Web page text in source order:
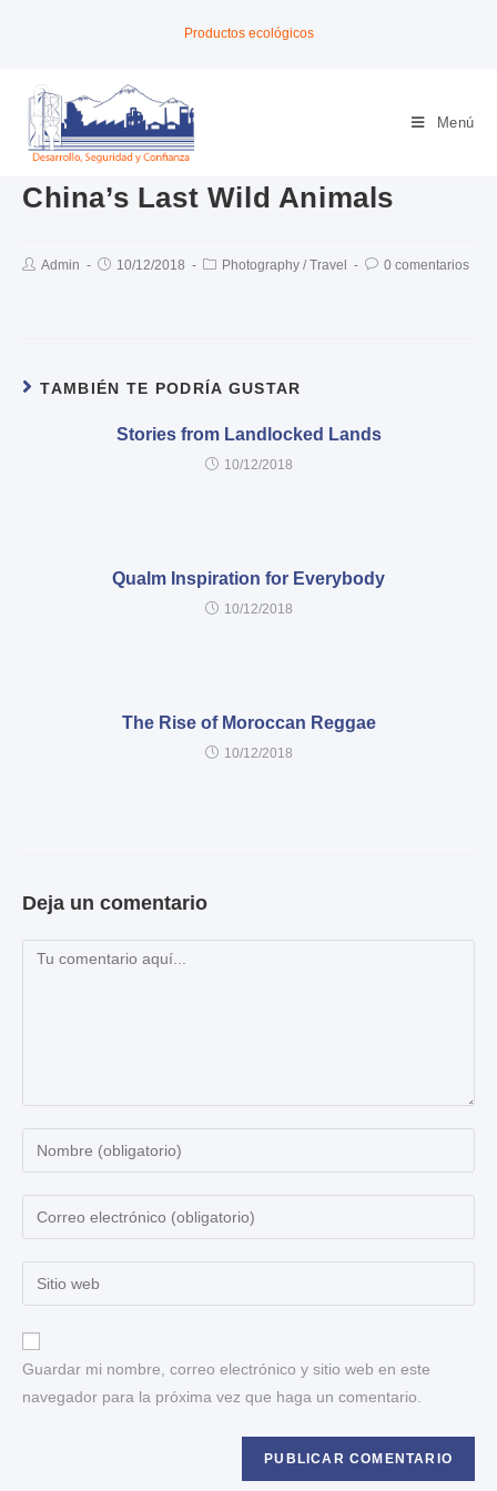
Productos ecológicos
Menú
China’s Last Wild Animals
Admin 10/12/2018 Photography / Travel 0 comentarios
TAMBIÉN TE PODRÍA GUSTAR
Stories from Landlocked Lands
10/12/2018
Qualm Inspiration for Everybody
10/12/2018
The Rise of Moroccan Reggae
10/12/2018
Deja un comentario
Guardar mi nombre, correo electrónico y sitio web en este
navegador para la próxima vez que haga un comentario.